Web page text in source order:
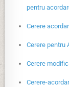
pentru
Cerere
Cerere pentru
Cerere
Cerere-